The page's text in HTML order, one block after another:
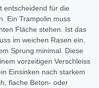
entscheidend für die
Ein Trampolin muss
Fläche stehen. Ist das
im weichen Rasen ein,
Sprung minimal. Diese
vorzeitigen Verschleiss
Einsinken nach starkem
flache Beton- oder